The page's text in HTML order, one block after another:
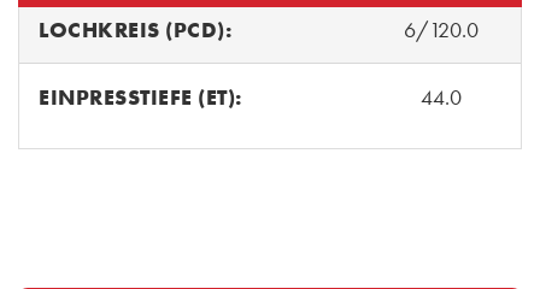
LOCHKREIS (PCD): 6/120.0
EINPRESSTIEFE (ET): 44.0